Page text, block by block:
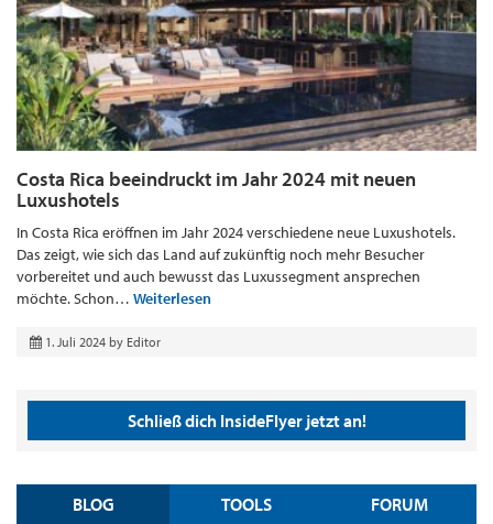
Costa Rica beeindruckt im Jahr 2024 mit neuen
Luxushotels
In Costa Rica eröffnen im Jahr 2024 verschiedene neue Luxushotels.
Das zeigt, wie sich das Land auf zukünftig noch mehr Besucher
vorbereitet und auch bewusst das Luxussegment ansprechen
möchte. Schon… Weiterlesen
1. Juli 2024 by Editor
Schließ dich InsideFlyer jetzt an!
BLOG TOOLS FORUM